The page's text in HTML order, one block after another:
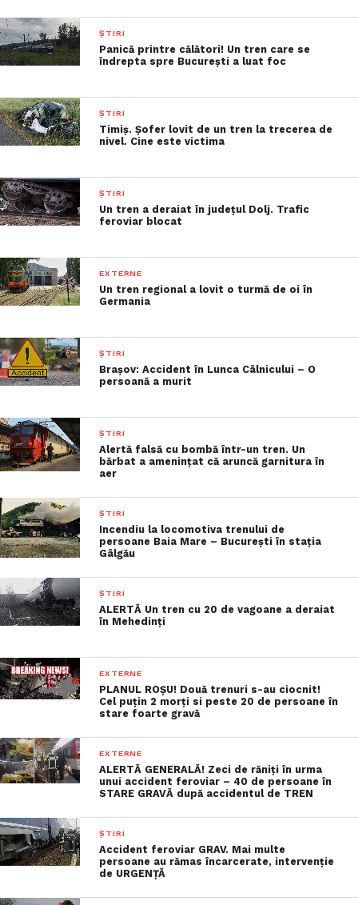
ȘTIRI
Panică printre călători! Un tren care se
îndrepta spre București a luat foc
ȘTIRI
Timiș. Șofer lovit de un tren la trecerea de
nivel. Cine este victima
ȘTIRI
Un tren a deraiat în județul Dolj. Trafic
feroviar blocat
EXTERNE
Un tren regional a lovit o turmă de oi în
Germania
ȘTIRI
Brașov: Accident în Lunca Câlnicului – O
persoană a murit
ȘTIRI
Alertă falsă cu bombă într-un tren. Un
bărbat a amenințat că aruncă garnitura în
aer
ȘTIRI
Incendiu la locomotiva trenului de
persoane Baia Mare – Bucureşti în staţia
Gâlgău
ȘTIRI
ALERTĂ Un tren cu 20 de vagoane a deraiat
în Mehedinți
EXTERNE
PLANUL ROȘU! Două trenuri s-au ciocnit!
Cel puțin 2 morți si peste 20 de persoane în
stare foarte gravă
EXTERNE
ALERTĂ GENERALĂ! Zeci de răniţi în urma
unui accident feroviar – 40 de persoane în
STARE GRAVĂ după accidentul de TREN
ȘTIRI
Accident feroviar GRAV. Mai multe
persoane au rămas încarcerate, intervenție
de URGENȚĂ